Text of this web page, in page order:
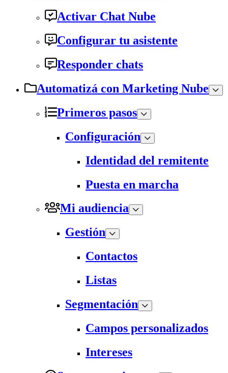
Activar Chat Nube
Configurar tu asistente
Responder chats
Automatizá con Marketing Nube
Primeros pasos
Configuración
Identidad del remitente
Puesta en marcha
Mi audiencia
Gestión
Contactos
Listas
Segmentación
Campos personalizados
Intereses